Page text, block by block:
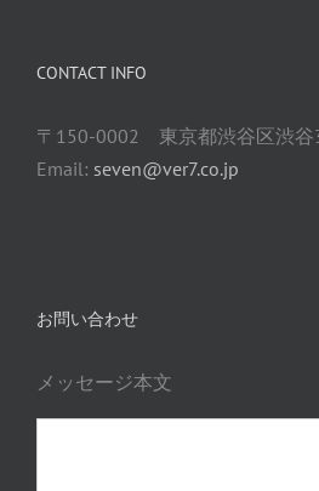
CONTACT INFO
〒150-0002 東京都渋谷区渋谷
Email: seven@ver7.co.jp
お問い合わせ
メッセージ本文